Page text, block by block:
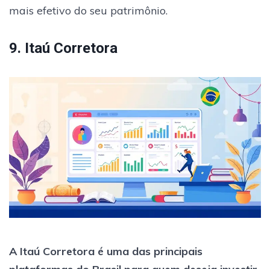
mais efetivo do seu patrimônio.
9. Itaú Corretora
A Itaú Corretora é uma das principais